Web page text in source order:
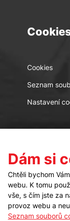
Cookies
Seznam
Nastavení
Kontakt
Dám si
Chtěli bychom
webu. K tomu
vše, s čím jste za
provoz webu a
Seznam souborů